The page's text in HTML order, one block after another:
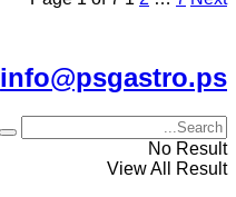
info@psgastro.ps
No Result
View All Result